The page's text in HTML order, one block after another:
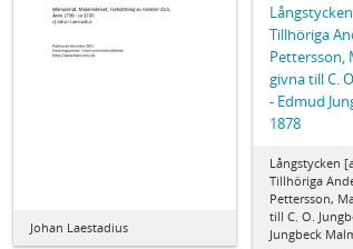
Johan Laestadius
Tillhöriga
Pettersson,
givna till C.
- Edmud
1878
Långstycken
Tillhöriga
Pettersson,
till C. O.
Jungbeck